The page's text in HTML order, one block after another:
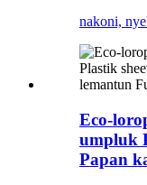
nakoni,
Eco-
umpluk
Papan